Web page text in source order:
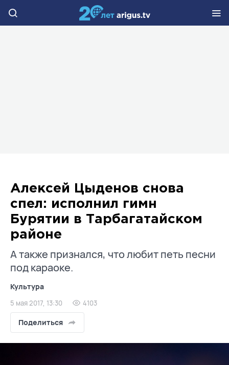
Алексей Цыденов снова
спел: исполнил гимн
Бурятии в Тарбагатайском
районе
А также признался, что любит петь песни
под караоке.
Культура
5 мая 2017, 13:30 4103
Поделиться